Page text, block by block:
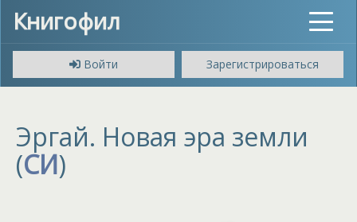
Книгофил
Toggle
Войти
Зарегистрироваться
Эргай. Новая эра земли
(СИ)